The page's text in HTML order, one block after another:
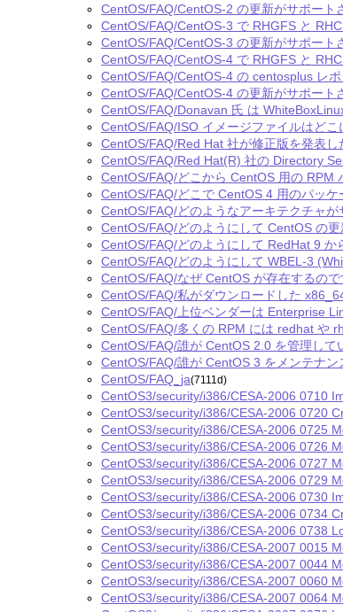
CentOS/FAQ/CentOS-2 の更新がサポート
CentOS/FAQ/CentOS-3 で RHGFS と
CentOS/FAQ/CentOS-3 の更新がサポート
CentOS/FAQ/CentOS-4 で RHGFS と
CentOS/FAQ/CentOS-4 の centosplus レ
CentOS/FAQ/CentOS-4 の更新がサポート
CentOS/FAQ/Donavan 氏 は
CentOS/FAQ/ISO イメージファイルはどこ
CentOS/FAQ/Red Hat 社が修正版を発表
CentOS/FAQ/Red Hat(R) 社の Directory
CentOS/FAQ/どこから CentOS 用の RPM
CentOS/FAQ/どこで CentOS 4 用のパッ
CentOS/FAQ/どのようなアーキテクチャ
CentOS/FAQ/どのようにして CentOS の
CentOS/FAQ/どのようにして RedHat 9
CentOS/FAQ/どのようにして WBEL-3
CentOS/FAQ/なぜ CentOS が存在するの
CentOS/FAQ/私がダウンロードした
CentOS/FAQ/上位ベンダーは Enterprise
CentOS/FAQ/多くの RPM には redhat や
CentOS/FAQ/誰が CentOS 2.0 を管理して
CentOS/FAQ/誰が CentOS 3 をメンテナ
CentOS/FAQ_ja(7111d)
CentOS3/security/i386/CESA-2006 0710
CentOS3/security/i386/CESA-2006 0720
CentOS3/security/i386/CESA-2006 0725
CentOS3/security/i386/CESA-2006 0726
CentOS3/security/i386/CESA-2006 0727
CentOS3/security/i386/CESA-2006 0729
CentOS3/security/i386/CESA-2006 0730
CentOS3/security/i386/CESA-2006 0734
CentOS3/security/i386/CESA-2006 0738
CentOS3/security/i386/CESA-2007 0015
CentOS3/security/i386/CESA-2007 0044
CentOS3/security/i386/CESA-2007 0060
CentOS3/security/i386/CESA-2007 0064